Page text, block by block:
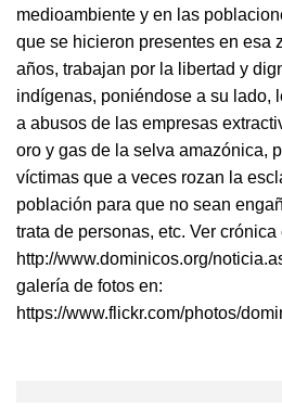
medioambiente y en las
que se hicieron presentes en esa
años, trabajan por la libertad y
indígenas, poniéndose a su lado,
a abusos de las empresas
oro y gas de la selva amazónica,
víctimas que a veces rozan la
población para que no sean
trata de personas, etc. Ver crónica
http://www.dominicos.org/
galería de fotos en:
https://www.flickr.com/photos/